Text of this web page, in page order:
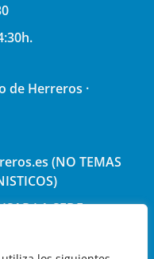
de Herreros ·
(NO TEMAS
LA SEDE